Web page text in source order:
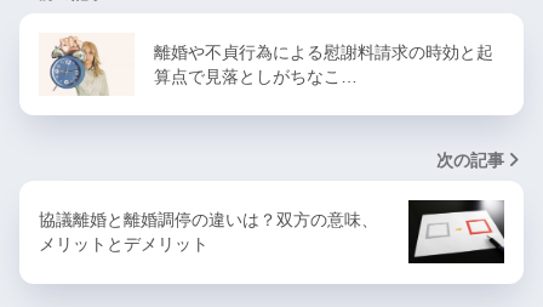
離婚や不貞行為による慰謝料請求の時効と起
算点で見落としがちなこ…
次の記事
協議離婚と離婚調停の違いは？双方の意味、
メリットとデメリット